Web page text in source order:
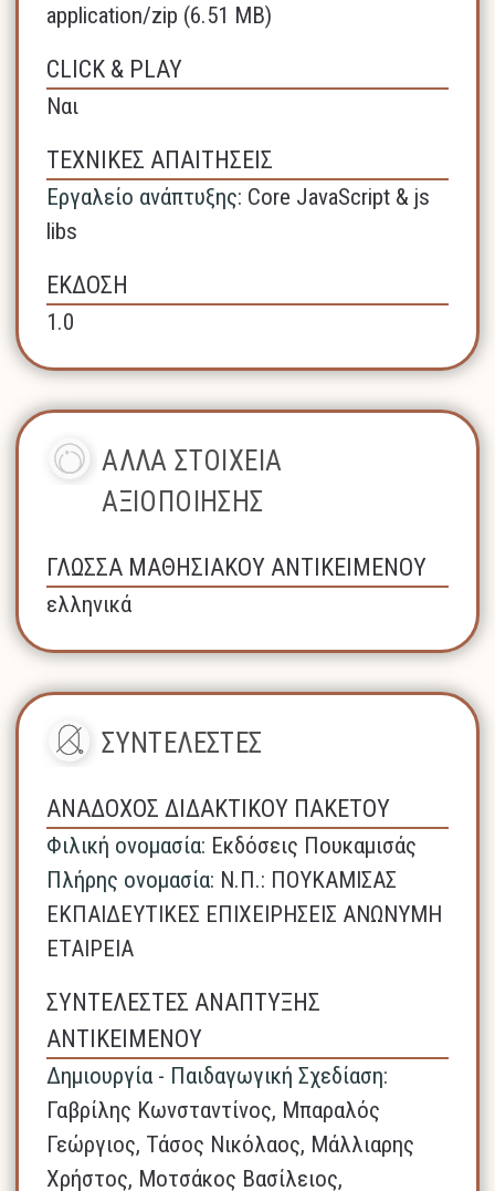
application/zip (6.51 MB)
CLICK & PLAY
Ναι
ΤΕΧΝΙΚΕΣ ΑΠΑΙΤΗΣΕΙΣ
Εργαλείο ανάπτυξης: Core JavaScript & js
libs
ΕΚΔΟΣΗ
1.0
ΑΛΛΑ ΣΤΟΙΧΕΙΑ
ΑΞΙΟΠΟΙΗΣΗΣ
ΓΛΩΣΣΑ ΜΑΘΗΣΙΑΚΟΥ ΑΝΤΙΚΕΙΜΕΝΟΥ
ελληνικά
ΣΥΝΤΕΛΕΣΤΕΣ
ΑΝΑΔΟΧΟΣ ΔΙΔΑΚΤΙΚΟΥ ΠΑΚΕΤΟΥ
Φιλική ονομασία: Εκδόσεις Πουκαμισάς
Πλήρης ονομασία: N.Π.: ΠΟΥΚΑΜΙΣΑΣ
ΕΚΠΑΙΔΕΥΤΙΚΕΣ ΕΠΙΧΕΙΡΗΣΕΙΣ ΑΝΩΝΥΜΗ
ΕΤΑΙΡΕΙΑ
ΣΥΝΤΕΛΕΣΤΕΣ ΑΝΑΠΤΥΞΗΣ
ΑΝΤΙΚΕΙΜΕΝΟΥ
Δημιουργία - Παιδαγωγική Σχεδίαση:
Γαβρίλης Κωνσταντίνος, Μπαραλός
Γεώργιος, Τάσος Νικόλαος, Μάλλιαρης
Χρήστος, Μοτσάκος Βασίλειος,